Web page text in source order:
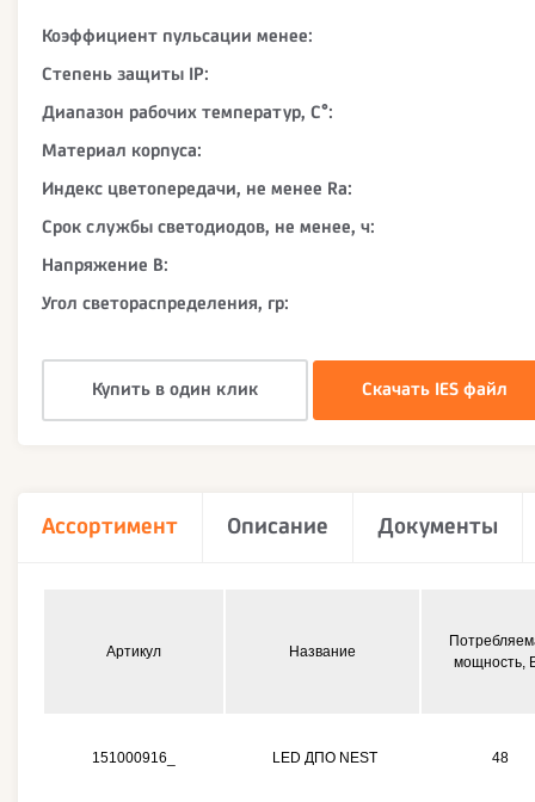
Коэффициент пульсации менее:
Степень защиты IP:
Диапазон рабочих температур, С°:
Материал корпуса:
Индекс цветопередачи, не менее Ra:
Срок службы светодиодов, не менее, ч:
Напряжение В:
Угол светораспределения, гр:
Купить в один клик Скачать IES файл
Ассортимент Описание Документы
Артикул Название
мощность,
151000916_ LED ДПО NEST 48